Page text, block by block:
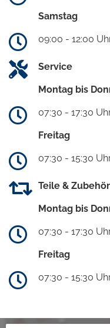
Samstag
09:00 - 12:00
Service
Montag bis
07:30 - 17:30
Freitag
07:30 - 15:30
Teile & Zubehör
Montag bis
07:30 - 17:30
Freitag
07:30 - 15:30